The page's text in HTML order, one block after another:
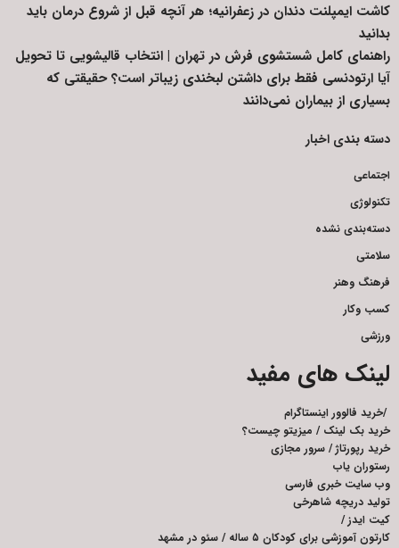
کاشت ایمپلنت دندان در زعفرانیه؛ هر آنچه قبل از شروع درمان باید
بدانید
راهنمای کامل شستشوی فرش در تهران | انتخاب قالیشویی تا تحویل
آیا ارتودنسی فقط برای داشتن لبخندی زیباتر است؟ حقیقتی که
بسیاری از بیماران نمی‌دانند
دسته بندی اخبار
اجتماعی
تکنولوژی
دسته‌بندی نشده
سلامتی
فرهنگ وهنر
کسب وکار
ورزشی
لینک های مفید
/خرید فالوور اینستاگرام
خرید بک لینک / میزیتو چیست؟
خرید رپورتاژ/ سرور مجازی
رستوران یاب
وب سایت خبری فارسی
تولید دریچه شاهرخی
کیت ایدز/
کارتون آموزشی برای کودکان ۵ ساله
/ سئو در مشهد